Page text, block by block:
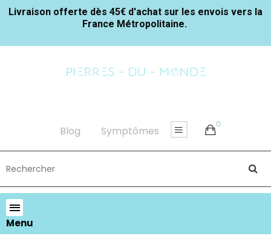
Livraison offerte dès 45€ d'achat sur les envois vers la
France Métropolitaine.
Blog Symptômes
0
Menu